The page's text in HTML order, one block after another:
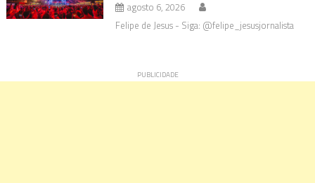
agosto 6, 2026
Felipe de Jesus - Siga: @felipe_jesusjornalista